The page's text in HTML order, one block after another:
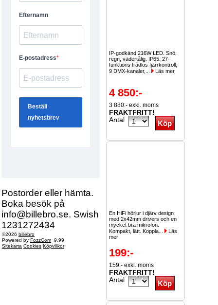
Postorder eller hämta.
Boka besök på
info@billebro.se. Swish
1231272434
©2026 billebro
Powered by FozzCom 9.99
Sitekarta Cookies Köpvillkor
IP-godkänd 216W LED. Snö,
regn, vädertålig. IP65. 27-
funktions trådlös fjärrkontroll,
9 DMX-kanaler,...
Läs mer
4 850:-
3 880:- exkl. moms
FRAKTFRITT!
Antal
En HiFi hörlur i djärv design
med 2x42mm drivers och en
mycket bra mikrofon.
Kompakt, lätt. Koppla...
Läs
mer
199:-
159:- exkl. moms
FRAKTFRITT!
Antal